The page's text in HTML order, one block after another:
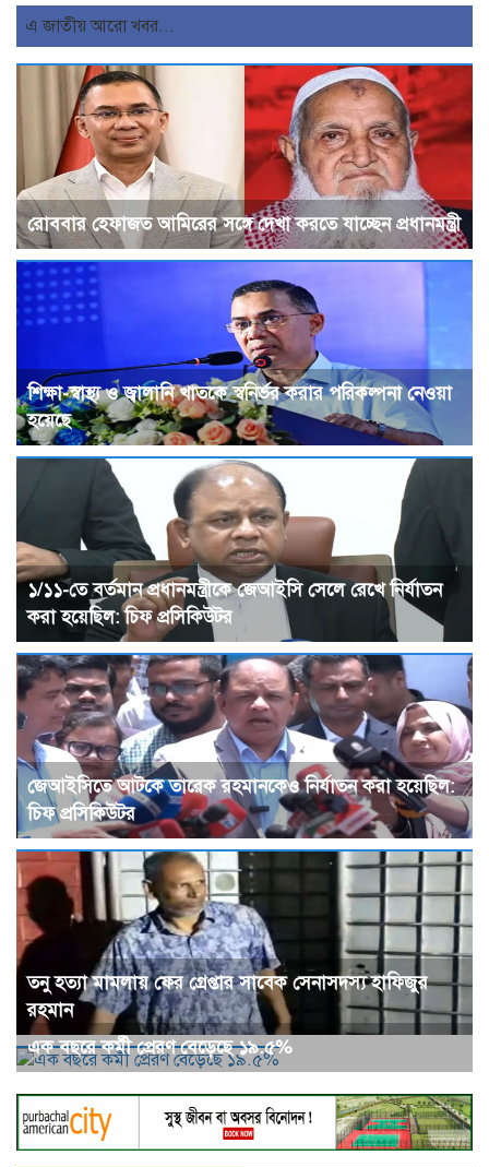
এ জাতীয় আরো খবর...
রোববার হেফাজত আমিরের সঙ্গে দেখা করতে যাচ্ছেন প্রধানমন্ত্রী
শিক্ষা-স্বাস্থ্য ও জ্বালানি খাতকে স্বনির্ভর করার পরিকল্পনা নেওয়া
হয়েছে
১/১১-তে বর্তমান প্রধানমন্ত্রীকে জেআইসি সেলে রেখে নির্যাতন
করা হয়েছিল: চিফ প্রসিকিউটর
জেআইসিতে আটকে তারেক রহমানকেও নির্যাতন করা হয়েছিল:
চিফ প্রসিকিউটর
তনু হত্যা মামলায় ফের গ্রেপ্তার সাবেক সেনাসদস্য হাফিজুর
রহমান
এক বছরে কর্মী প্রেরণ বেড়েছে ১৯.৫%